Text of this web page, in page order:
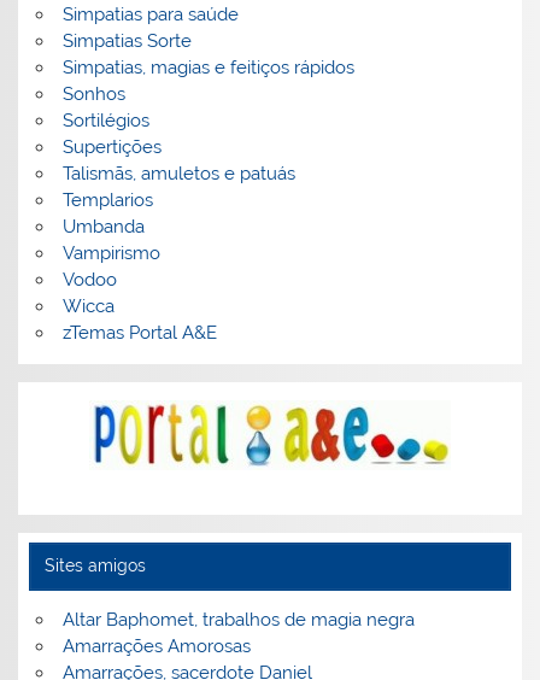
Simpatias para saúde
Simpatias Sorte
Simpatias, magias e feitiços rápidos
Sonhos
Sortilégios
Supertições
Talismãs, amuletos e patuás
Templarios
Umbanda
Vampirismo
Vodoo
Wicca
zTemas Portal A&E
Sites amigos
Altar Baphomet, trabalhos de magia negra
Amarrações Amorosas
Amarrações, sacerdote Daniel